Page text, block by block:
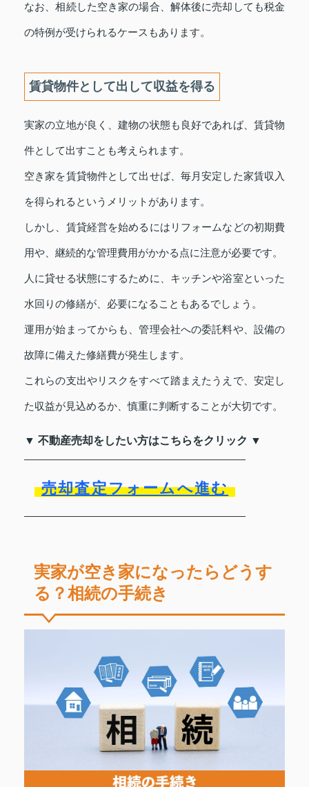
なお、相続した空き家の場合、解体後に売却しても税金
の特例が受けられるケースもあります。
賃貸物件として出して収益を得る
実家の立地が良く、建物の状態も良好であれば、賃貸物
件として出すことも考えられます。
空き家を賃貸物件として出せば、毎月安定した家賃収入
を得られるというメリットがあります。
しかし、賃貸経営を始めるにはリフォームなどの初期費
用や、継続的な管理費用がかかる点に注意が必要です。
人に貸せる状態にするために、キッチンや浴室といった
水回りの修繕が、必要になることもあるでしょう。
運用が始まってからも、管理会社への委託料や、設備の
故障に備えた修繕費が発生します。
これらの支出やリスクをすべて踏まえたうえで、安定し
た収益が見込めるか、慎重に判断することが大切です。
▼ 不動産売却をしたい方はこちらをクリック ▼
売却査定フォームへ進む
実家が空き家になったらどうす
る？相続の手続き